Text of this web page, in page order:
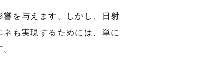
を与えます。しかし、日射
も実現するためには、単に